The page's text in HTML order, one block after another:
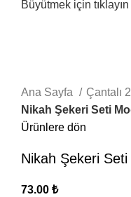
Büyütmek için tıklayın
Ana Sayfa
Çantalı
Nikah Şekeri Seti
Ürünlere dön
Nikah Şekeri
73.00 ₺